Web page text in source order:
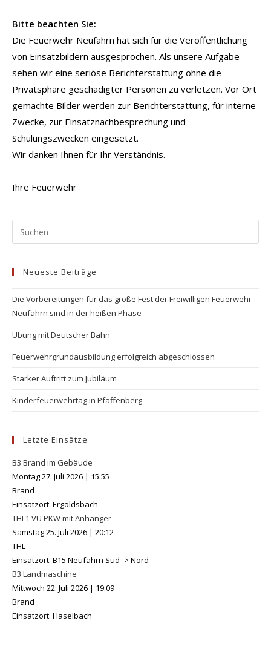
Bitte beachten Sie:
Die Feuerwehr Neufahrn hat sich für die Veröffentlichung
von Einsatzbildern ausgesprochen. Als unsere Aufgabe
sehen wir eine seriöse Berichterstattung ohne die
Privatsphäre geschädigter Personen zu verletzen. Vor Ort
gemachte Bilder werden zur Berichterstattung, für interne
Zwecke, zur Einsatznachbesprechung und
Schulungszwecken eingesetzt.
Wir danken Ihnen für Ihr Verständnis.
Ihre Feuerwehr
Neueste Beiträge
Die Vorbereitungen für das große Fest der Freiwilligen Feuerwehr
Neufahrn sind in der heißen Phase
Übung mit Deutscher Bahn
Feuerwehrgrundausbildung erfolgreich abgeschlossen
Starker Auftritt zum Jubiläum
Kinderfeuerwehrtag in Pfaffenberg
Letzte Einsätze
B3 Brand im Gebäude
Montag 27. Juli 2026 | 15:55
Brand
Einsatzort: Ergoldsbach
THL1 VU PKW mit Anhänger
Samstag 25. Juli 2026 | 20:12
THL
Einsatzort: B15 Neufahrn Süd -> Nord
B3 Landmaschine
Mittwoch 22. Juli 2026 | 19:09
Brand
Einsatzort: Haselbach